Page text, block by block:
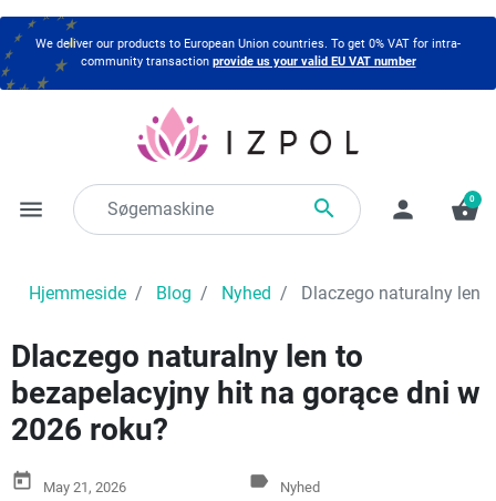
We deliver our products to European Union countries. To get 0% VAT for intra-
community transaction provide us your valid EU VAT number
menu  person shopping_basket
0
Hjemmeside Blog Nyhed Dlaczego naturalny len
Dlaczego naturalny len to
bezapelacyjny hit na gorące dni w
2026 roku?
today May 21, 2026 label Nyhed